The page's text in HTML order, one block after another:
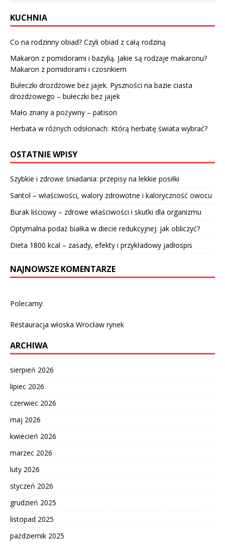
KUCHNIA
Co na rodzinny obiad? Czyli obiad z całą rodziną
Makaron z pomidorami i bazylią. Jakie są rodzaje makaronu?
Makaron z pomidorami i czosnkiem
Bułeczki drożdżowe bez jajek. Pyszności na bazie ciasta
drożdżowego – bułeczki bez jajek
Mało znany a pożywny – patison
Herbata w różnych odsłonach: Którą herbatę świata wybrać?
OSTATNIE WPISY
Szybkie i zdrowe śniadania: przepisy na lekkie posiłki
Santol – właściwości, walory zdrowotne i kaloryczność owocu
Burak liściowy – zdrowe właściwości i skutki dla organizmu
Optymalna podaż białka w diecie redukcyjnej: jak obliczyć?
Dieta 1800 kcal – zasady, efekty i przykładowy jadłospis
NAJNOWSZE KOMENTARZE
Polecamy:
Restauracja włoska Wrocław rynek
ARCHIWA
sierpień 2026
lipiec 2026
czerwiec 2026
maj 2026
kwiecień 2026
marzec 2026
luty 2026
styczeń 2026
grudzień 2025
listopad 2025
październik 2025